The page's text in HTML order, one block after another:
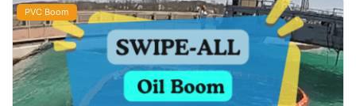
PVC Boom